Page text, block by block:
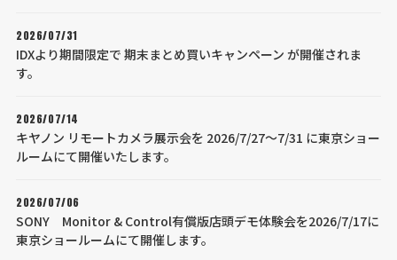
2026/07/31
IDXより期間限定で 期末まとめ買いキャンペーン が開催されま
す。
2026/07/14
キヤノン リモートカメラ展示会を 2026/7/27～7/31 に東京ショー
ルームにて開催いたします。
2026/07/06
SONY Monitor & Control有償版店頭デモ体験会を2026/7/17に
東京ショールームにて開催します。